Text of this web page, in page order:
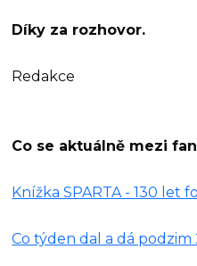
Díky za rozhovor.
Redakce
Co se aktuálně mezi
Knížka SPARTA - 130 let
Co týden dal a dá podzim